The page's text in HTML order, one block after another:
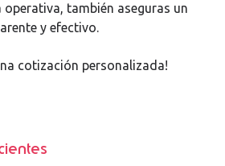
también aseguras un
y efectivo.
cotización personalizada!